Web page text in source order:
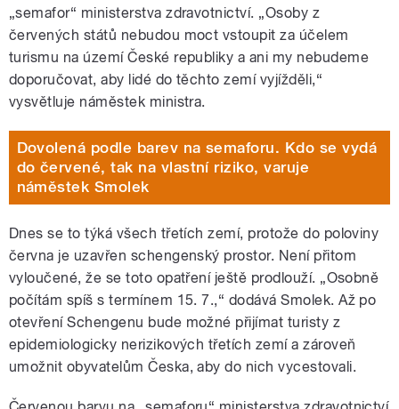
„semafor“ ministerstva zdravotnictví. „Osoby z
červených států nebudou moct vstoupit za účelem
turismu na území České republiky a ani my nebudeme
doporučovat, aby lidé do těchto zemí vyjížděli,“
vysvětluje náměstek ministra.
Dovolená podle barev na semaforu. Kdo se vydá
do červené, tak na vlastní riziko, varuje
náměstek Smolek
Dnes se to týká všech třetích zemí, protože do poloviny
června je uzavřen schengenský prostor. Není přitom
vyloučené, že se toto opatření ještě prodlouží. „Osobně
počítám spíš s termínem 15. 7.,“ dodává Smolek. Až po
otevření Schengenu bude možné přijímat turisty z
epidemiologicky nerizikových třetích zemí a zároveň
umožnit obyvatelům Česka, aby do nich vycestovali.